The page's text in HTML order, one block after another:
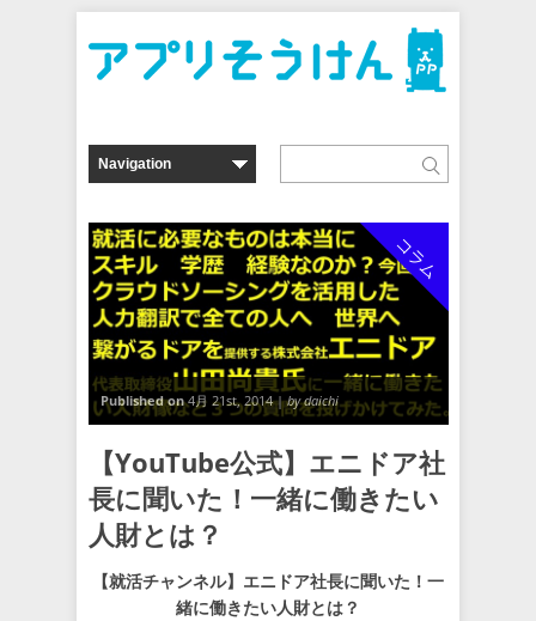
コラム
Published on4月 21st, 2014 |by daichi
【YouTube公式】エニドア社
長に聞いた！一緒に働きたい
人財とは？
【就活チャンネル】エニドア社長に聞いた！一
緒に働きたい人財とは？